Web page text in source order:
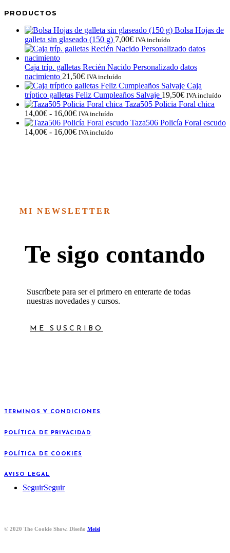
PRODUCTOS
Bolsa Hojas de
galleta sin glaseado (150 g) 7,00€ IVA incluído
Caja tríp. galletas Recién Nacido Personalizado datos
nacimiento 21,50€ IVA incluído
Caja
tríptico galletas Feliz Cumpleaños Salvaje 19,50€ IVA incluído
Taza505 Policia Foral chica
14,00€ - 16,00€Rango
de
precios:
IVA incluído
Taza506 Policía Foral escudo
14,00€ - 16,00€Rango
IVA incluído
MI NEWSLETTER
Te sigo contando
Suscríbete para ser el primero en enterarte de todas
nuestras novedades y cursos.
ME SUSCRIBO
TERMINOS Y CONDICIONES
POLÍTICA DE PRIVACIDAD
POLÍTICA DE COOKIES
AVISO LEGAL
SeguirSeguir
© 2020 The Cookie Show. Diseño Meisi